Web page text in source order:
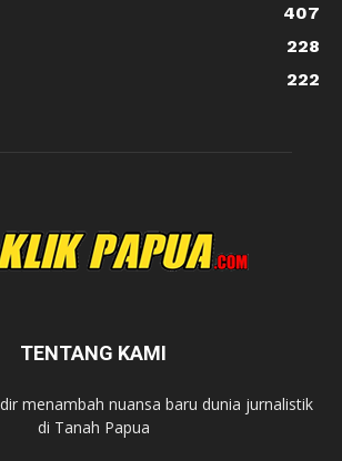
407
228
222
TENTANG KAMI
menambah nuansa baru dunia jurnalistik
di Tanah Papua